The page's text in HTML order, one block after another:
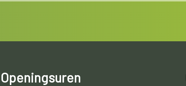
Openingsuren